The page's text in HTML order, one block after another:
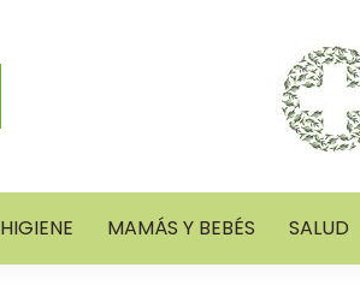
HIGIENE MAMÁS Y BEBÉS SALUD